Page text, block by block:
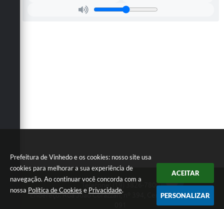
Prefeitura de Vinhedo e os cookies: nosso site usa
cookies para melhorar a sua experiência de
navegação. Ao continuar você concorda com a
nossa Política de Cookies e Privacidade.
ACEITAR
PERSONALIZAR
Arquivos para Download
Telefone: (19) 3826-7800
Endereço: Rua João Corazzari, nº 394, Centro | CEP: 13280-